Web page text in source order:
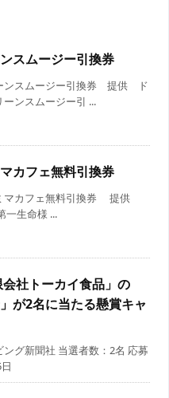
ンスムージー引換券
スムージー引換券 提供 ド
ンスムージー引 ...
マカフェ無料引換券
カフェ無料引換券 提供
一生命様 ...
会社トーカイ食品」の
が2名に当たる懸賞キャ
グ新聞社 当選者数：2名 応募